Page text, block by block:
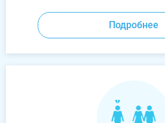
Подробнее